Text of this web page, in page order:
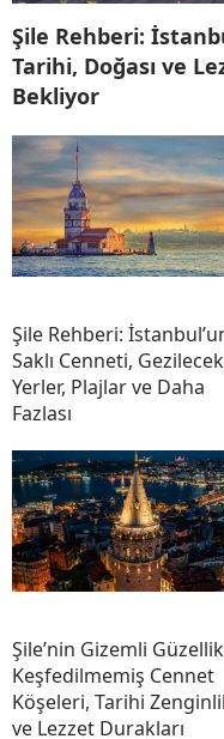
Şile Rehberi:
Tarihi, Doğası ve
Bekliyor
Şile Rehberi:
Saklı Cenneti, Gezilecek
Yerler, Plajlar ve Daha
Fazlası
Şile’nin Gizemli
Keşfedilmemiş Cennet
Köşeleri, Tarihi
ve Lezzet Durakları